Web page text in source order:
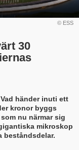
© ESS
30
händer inuti ett
kronor byggs
nu närmar sig
mikroskop
beståndsdelar.